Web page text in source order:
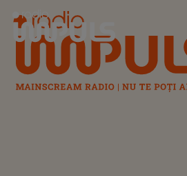
Radio Impuls